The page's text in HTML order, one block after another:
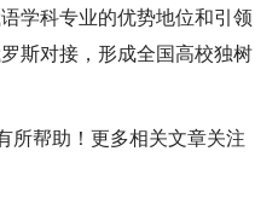
学科专业的优势地位和引领
斯对接，形成全国高校独树
所帮助！更多相关文章关注